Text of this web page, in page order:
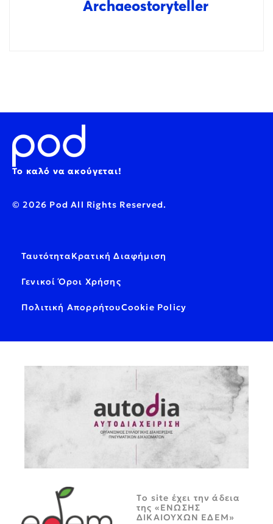
Archaeostoryteller
Το καλό να ακούγεται!
© 2026 Pod All Rights Reserved.
ΤαυτότηταΚρατική Διαφήμιση
Γενικοί Όροι Χρήσης
Πολιτική ΑπορρήτουCookie Policy
Tο site έχει την άδεια
της «ΕΝΩΣΗΣ
ΔΙΚΑΙΟΥΧΩΝ ΕΔΕΜ»